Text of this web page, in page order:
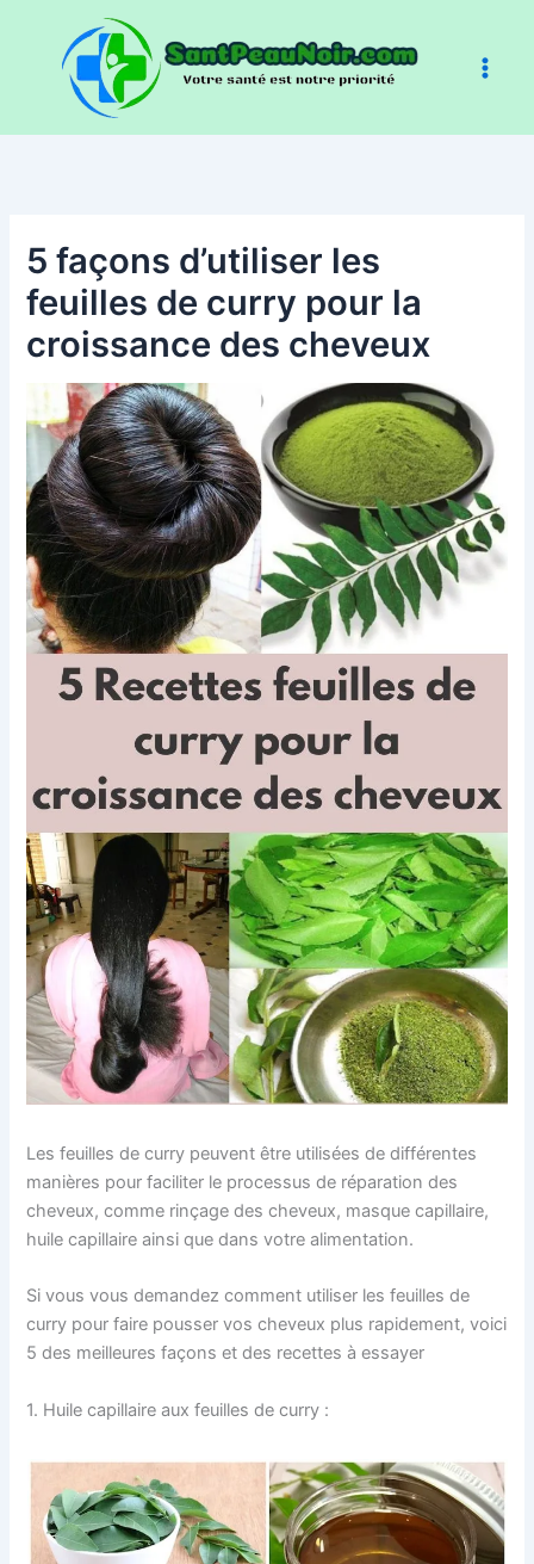
contenu
5 façons d’utiliser les
feuilles de curry pour la
croissance des cheveux
Les feuilles de curry peuvent être utilisées de différentes
manières pour faciliter le processus de réparation des
cheveux, comme rinçage des cheveux, masque capillaire,
huile capillaire ainsi que dans votre alimentation.
Si vous vous demandez comment utiliser les feuilles de
curry pour faire pousser vos cheveux plus rapidement, voici
5 des meilleures façons et des recettes à essayer
1. Huile capillaire aux feuilles de curry :